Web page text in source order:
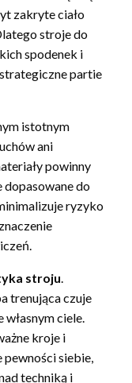
zakryte ciało
stroje do
spodenek i
partie
istotnym
ani
powinny
dopasowane do
ryzyko
stroju
trenująca czuje
ciele.
kroje i
siebie,
techniką i